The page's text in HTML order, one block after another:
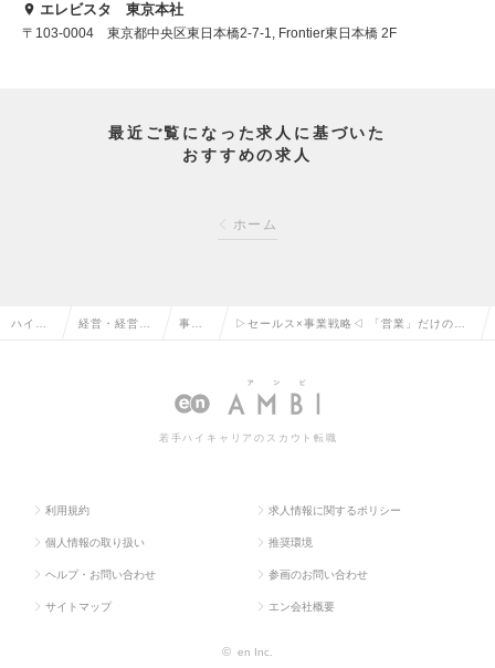
エレビスタ 東京本社
〒103-0004 東京都中央区東日本橋2-7-1, Frontier東日本橋 2F
最近ご覧になった求人に基づいた
おすすめの求人
ホーム
ハイク 経営・経営企 事業
の転
▷セールス×事業戦略◁ 「営業」だけのキ
戦略に参画！！の求人情報
若手ハイキャリアのスカウト転職
利用規約 求人情報に関するポリシー
個人情報の取り扱い 推奨環境
ヘルプ・お問い合わせ 参画のお問い合わせ
サイトマップ エン会社概要
© en Inc.